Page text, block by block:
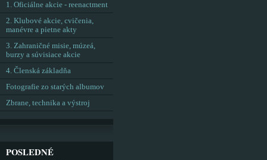
1. Oficiálne akcie - reenactment
2. Klubové akcie, cvičenia,
manévre a pietne akty
3. Zahraničné misie, múzeá,
burzy a súvisiace akcie
4. Členská základňa
Fotografie zo starých albumov
Zbrane, technika a výstroj
POSLEDNÉ